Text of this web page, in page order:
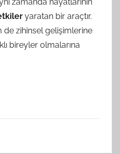
yaratan bir araçtır.
de zihinsel gelişimlerine
bireyler olmalarına